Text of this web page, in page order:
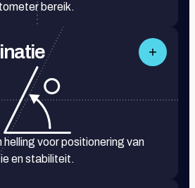
bereik.
helling voor positionering van
en stabiliteit.